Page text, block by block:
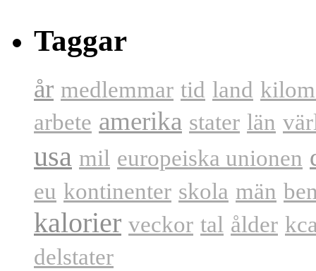
Taggar
år medlemmar tid land
arbete amerika stater län
usa mil europeiska unionen
eu kontinenter skola män
kalorier veckor tal ålder
delstater